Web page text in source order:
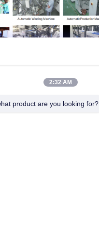
2:32 AM
product are you looking for?